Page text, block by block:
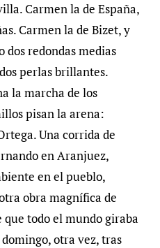
Carmen la de España,
Carmen la de Bizet, y
dos redondas medias
perlas brillantes.
la marcha de los
pisan la arena:
Una corrida de
en Aranjuez,
en el pueblo,
obra magnífica de
que todo el mundo giraba
otra vez, tras